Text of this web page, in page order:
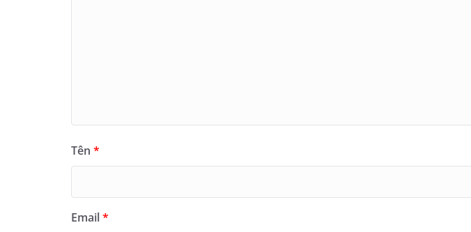
Tên *
Email*